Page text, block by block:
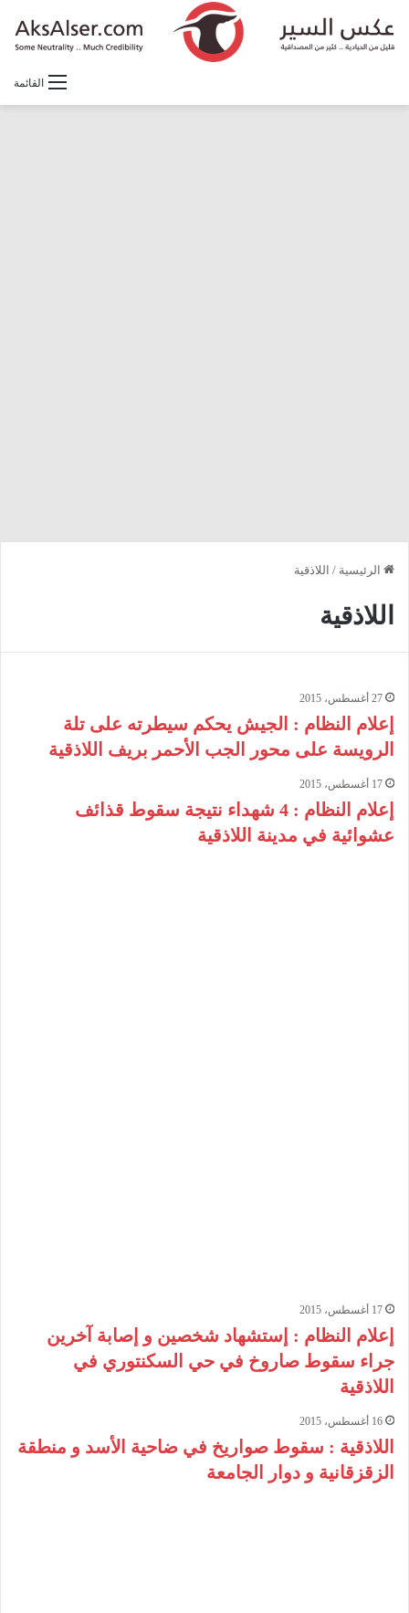
القائمة
الرئيسية / اللاذقية
اللاذقية
27 أغسطس، 2015
إعلام النظام : الجيش يحكم سيطرته على تلة
الرويسة على محور الجب الأحمر بريف اللاذقية
17 أغسطس، 2015
إعلام النظام : 4 شهداء نتيجة سقوط قذائف
عشوائية في مدينة اللاذقية
17 أغسطس، 2015
إعلام النظام : إستشهاد شخصين و إصابة آخرين
جراء سقوط صاروخ في حي السكنتوري في
اللاذقية
16 أغسطس، 2015
اللاذقية : سقوط صواريخ في ضاحية الأسد و منطقة
الزقزقانية و دوار الجامعة